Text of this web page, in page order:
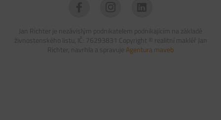
Jan Richter je nezávislým podnikatelem podnikajícím na základě
živnostenského listu, IČ: 76293831 Copyright © realitní makléř Jan
Richter, navrhla a spravujeAgentura maveb